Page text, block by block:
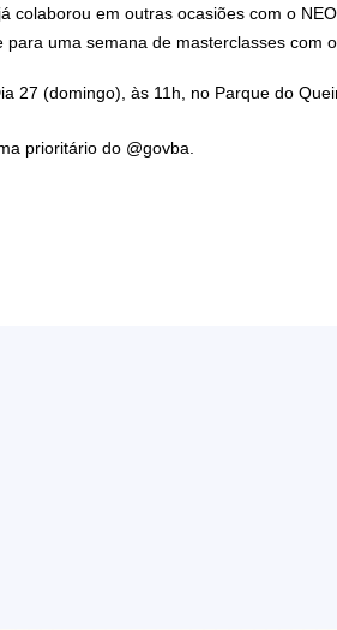
colaborou em outras ocasiões com o
uma semana de masterclasses com
27 (domingo), às 11h, no Parque do
prioritário do @govba.